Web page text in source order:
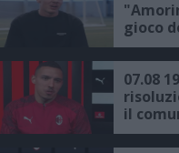
gioco
07.08
il